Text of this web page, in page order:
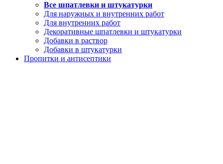
Все шпатлевки и штукатурки
Для наружных и внутренних работ
Для внутренних работ
Декоративные шпатлевки и штукатурки
Добавки в раствор
Добавки в штукатурки
Пропитки и антисептики